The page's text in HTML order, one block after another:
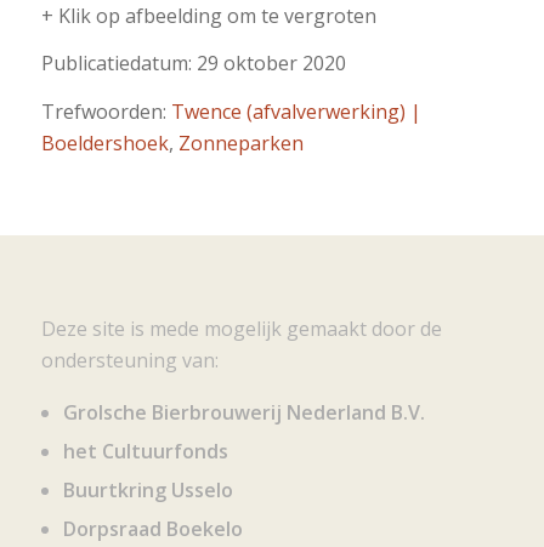
+ Klik op afbeelding om te vergroten
Publicatiedatum: 29 oktober 2020
Trefwoorden: Twence (afvalverwerking) |
Boeldershoek, Zonneparken
Deze site is mede mogelijk gemaakt door de
ondersteuning van:
Grolsche Bierbrouwerij Nederland B.V.
het Cultuurfonds
Buurtkring Usselo
Dorpsraad Boekelo